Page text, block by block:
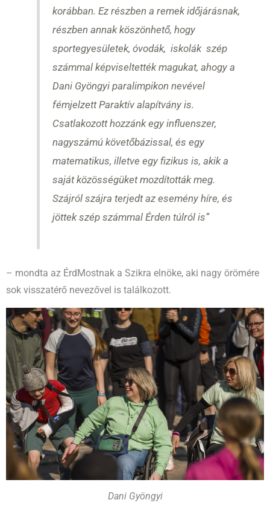
korábban. Ez részben a remek időjárásnak,
részben annak köszönhető, hogy
sportegyesületek, óvodák, iskolák szép
számmal képviseltették magukat, ahogy a
Dani Gyöngyi paralimpikon nevével
fémjelzett Paraktív alapítvány is.
Csatlakozott hozzánk egy influenszer,
nagyszámú követőbázissal, és egy
matematikus, illetve egy fizikus is, akik a
saját közösségüket mozdították meg.
Szájról szájra terjedt az esemény híre, és
jöttek szép számmal Érden túlról is”
– mondta az ÉrdMostnak a Szikra elnöke, aki nagy örömére
sok visszatérő nevezővel is találkozott.
Dani Gyöngyi